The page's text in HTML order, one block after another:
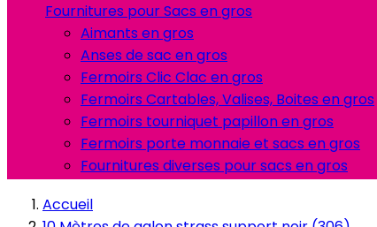
Fournitures pour Sacs en gros
Aimants en gros
Anses de sac en gros
Fermoirs Clic Clac en gros
Fermoirs Cartables, Valises, Boites en gros
Fermoirs tourniquet papillon en gros
Fermoirs porte monnaie et sacs en gros
Fournitures diverses pour sacs en gros
Accueil